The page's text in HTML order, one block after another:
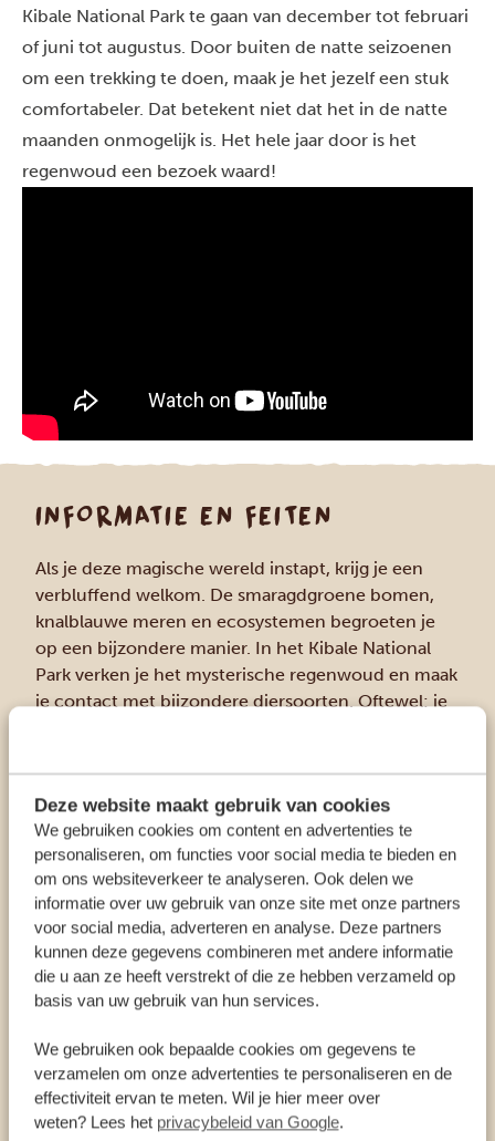
Deze website maakt gebruik van cookies
We gebruiken cookies om content en advertenties te
personaliseren, om functies voor social media te bieden en
om ons websiteverkeer te analyseren. Ook delen we
informatie over uw gebruik van onze site met onze partners
voor social media, adverteren en analyse. Deze partners
kunnen deze gegevens combineren met andere informatie
die u aan ze heeft verstrekt of die ze hebben verzameld op
basis van uw gebruik van hun services.
We gebruiken ook bepaalde cookies om gegevens te
verzamelen om onze advertenties te personaliseren en de
effectiviteit ervan te meten. Wil je hier meer over
weten? Lees het privacybeleid van Google.
Kibale National Park te gaan van december tot februari
of juni tot augustus. Door buiten de natte seizoenen
om een trekking te doen, maak je het jezelf een stuk
comfortabeler. Dat betekent niet dat het in de natte
maanden onmogelijk is. Het hele jaar door is het
regenwoud een bezoek waard!
INFORMATIE EN FEITEN
Als je deze magische wereld instapt, krijg je een
verbluffend welkom. De smaragdgroene bomen,
knalblauwe meren en ecosystemen begroeten je
op een bijzondere manier. In het Kibale National
Park verken je het mysterische regenwoud en maak
je contact met bijzondere diersoorten. Oftewel: je
Chimpansees
Roodstaartapen
L’Hoest’s apen
Zwart-witte franje-apen
Mangabey’s met grijze wangen
Groene bavianen
Reusachtig boszwijnen
Bosolifanten
Afrikaanse reuzenslakken
Reptielen, kameleons en slangen.